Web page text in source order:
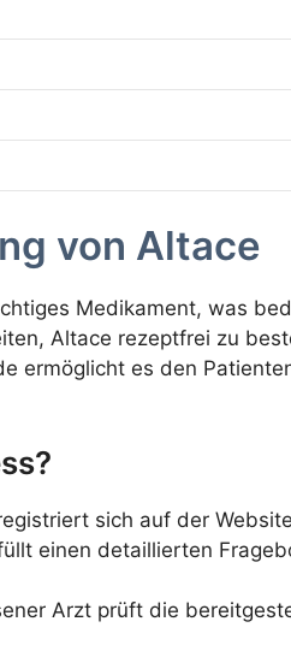
von Altace
Medikament, was
Altace rezeptfrei zu
ermöglicht es den
sich auf der
einen detaillierten
Arzt prüft die